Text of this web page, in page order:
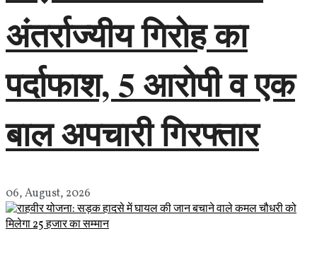
अंतर्राज्यीय गिरोह का
पर्दाफाश, 5 आरोपी व एक
बाल अपचारी गिरफ्तार
06, August, 2026